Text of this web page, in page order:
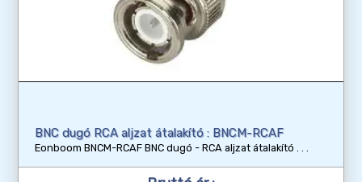
BNC dugó RCA aljzat átalakító : BNCM-RCAF
Eonboom BNCM-RCAF BNC dugó - RCA aljzat átalakító